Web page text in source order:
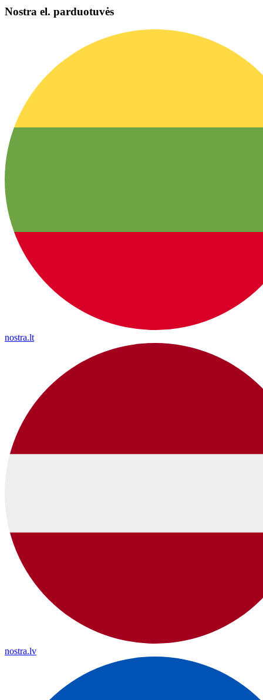
Nostra el. parduotuvės
nostra.lt
nostra.lv